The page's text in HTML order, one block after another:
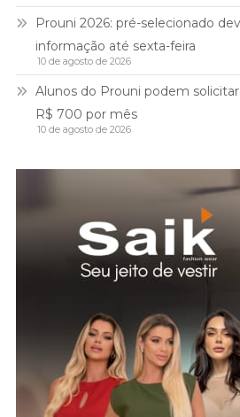
Prouni 2026: pré-selecionado
informação até sexta-feira
10 de agosto de 2026
Alunos do Prouni podem
R$ 700 por mês
10 de agosto de 2026